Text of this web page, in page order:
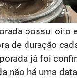
possui oito
de duração
já foi
não há uma